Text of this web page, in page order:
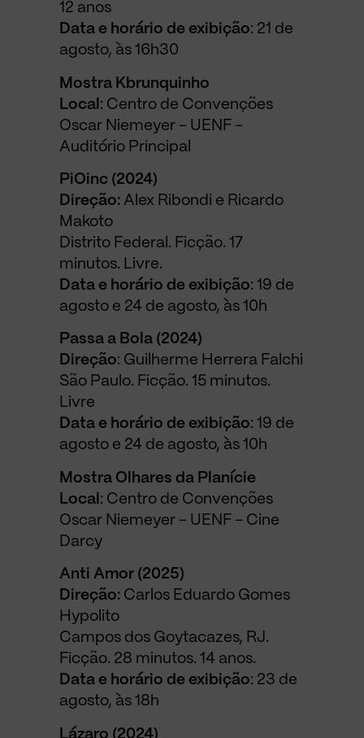
12 anos
Data e horário de exibição: 21 de
agosto, às 16h30
Mostra Kbrunquinho
Local : Centro de Convenções
Oscar Niemeyer – UENF –
Auditório Principal
PiOinc (2024)
Direção: Alex Ribondi e Ricardo
Makoto
Distrito Federal. Ficção. 17
minutos. Livre.
Data e horário de exibição: 19 de
agosto e 24 de agosto, às 10h
Passa a Bola (2024)
Direção: Guilherme Herrera Falchi
São Paulo. Ficção. 15 minutos.
Livre
Data e horário de exibição: 19 de
agosto e 24 de agosto, às 10h
Mostra Olhares da Planície
Local : Centro de Convenções
Oscar Niemeyer – UENF – Cine
Darcy
Anti Amor (2025)
Direção: Carlos Eduardo Gomes
Hypolito
Campos dos Goytacazes, RJ.
Ficção. 28 minutos. 14 anos.
Data e horário de exibição: 23 de
agosto, às 18h
Lázaro (2024)